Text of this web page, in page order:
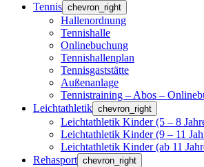
Tennis chevron_right
Hallenordnung
Tennishalle
Onlinebuchung
Tennishallenplan
Tennisgaststätte
Außenanlage
Tennistraining – Abos –
Leichtathletik chevron_right
Leichtathletik Kinder (5 – 8
Leichtathletik Kinder (9 – 11
Leichtathletik Kinder (ab 11
Rehasport chevron_right